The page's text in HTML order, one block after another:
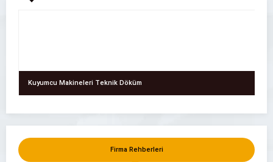
Kuyumcu Makineleri Teknik Döküm
Firma Rehberleri